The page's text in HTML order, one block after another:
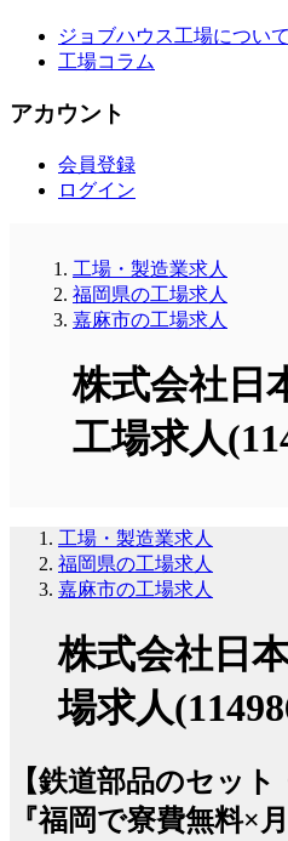
ジョブハウス工場について
工場コラム
アカウント
会員登録
ログイン
工場・製造業求人
福岡県の工場求人
嘉麻市の工場求人
株式会社日
工場求人
工場・製造業求人
福岡県の工場求人
嘉麻市の工場求人
株式会社日
場求人
【鉄道部品のセット
『福岡で寮費無料